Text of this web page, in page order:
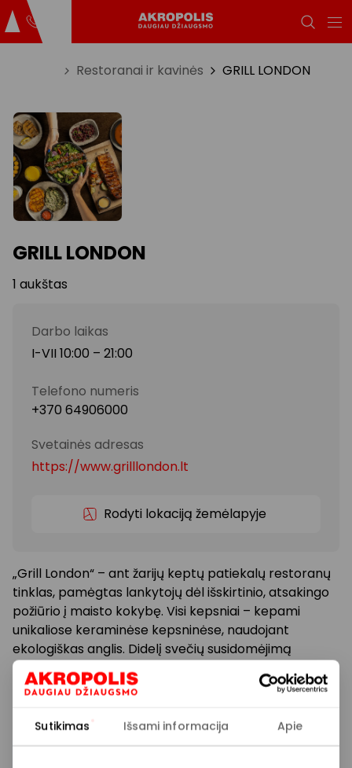
Sutikimas Išsami informacija Apie
Restoranai ir kavinės GRILL LONDON
GRILL LONDON
1 aukštas
Darbo laikas
I-VII 10:00 – 21:00
Telefono numeris
+370 64906000
Svetainės adresas
https://www.grilllondon.lt
Rodyti lokaciją žemėlapyje
„Grill London“ – ant žarijų keptų patiekalų restoranų
tinklas, pamėgtas lankytojų dėl išskirtinio, atsakingo
požiūrio į maisto kokybę. Visi kepsniai – kepami
unikaliose keraminėse kepsninėse, naudojant
ekologiškas anglis. Didelį svečių susidomėjimą
paskatino pirmasis restoranas, nudžiuginęs
kauniečius išskirtine meniu koncepcija,
interjeru, primenančiu XIX a. Londono stoties
architektūrą, kas puikiai atspindėjo mūsų koncepciją.